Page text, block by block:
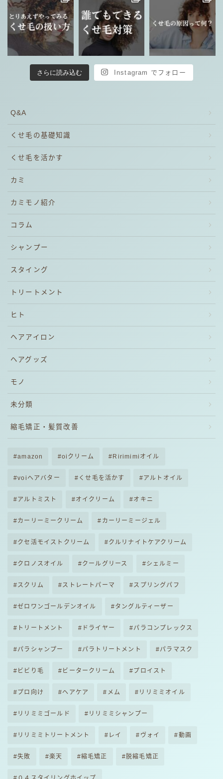
さらに読み込む Instagram でフォロー
Q&A
くせ毛の基礎知識
くせ毛を活かす
カミ
カミモノ紹介
コラム
シャンプー
スタイング
トリートメント
ヒト
ヘアアイロン
ヘアグッズ
モノ
未分類
縮毛矯正・髪質改善
amazon oiクリーム Ririmimiオイル
voiヘアバター くせ毛を活かす アルトオイル
アルトミスト オイクリーム オキニ
カーリーミークリーム カーリーミージェル
クセ活モイストクリーム クルリナイトケアクリーム
クロノスオイル クールグリース シェルミー
スクリム ストレートパーマ スプリングパフ
ゼロワンゴールデンオイル タングルティーザー
トリートメント ドライヤー パラコンプレックス
パラシャンプー パラトリートメント パラマスク
ビビり毛 ビータークリーム プロイスト
プロ向け ヘアケア メム リリミミオイル
リリミミゴールド リリミミシャンプー
リリミミトリートメント レイ ヴォイ 動画
失敗 楽天 縮毛矯正 脱縮毛矯正